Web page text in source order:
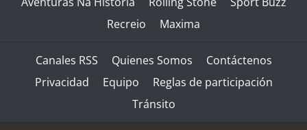
Recreio
Maxima
Canales RSS Quienes Somos
Contáctenos
Privacidad
Equipo
Reglas de participación
Tránsito